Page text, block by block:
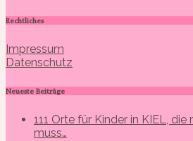
Rechtliches
Impressum
Datenschutz
Neueste Beiträge
111 Orte für Kinder in KIEL,
muss…